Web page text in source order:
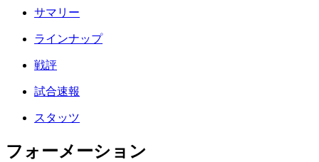
サマリー
ラインナップ
戦評
試合速報
スタッツ
フォーメーション